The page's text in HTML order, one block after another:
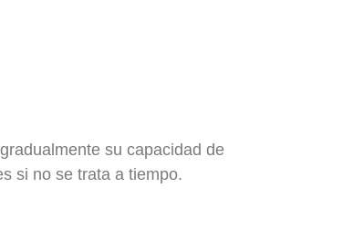
su capacidad de
si no se trata a tiempo.